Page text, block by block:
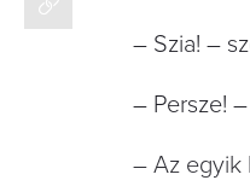
– Szia! –
– Persze!
– Az egyik